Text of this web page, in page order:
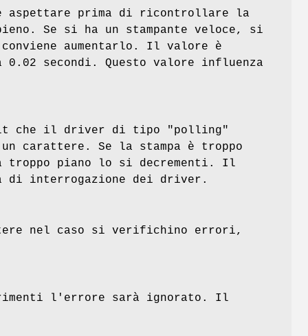
aspettare prima di ricontrollare la
Se si ha un stampante veloce, si
aumentarlo. Il valore è
secondi. Questo valore influenza
che il driver di tipo "polling"
carattere. Se la stampa è troppo
troppo piano lo si decrementi. Il
di interrogazione dei driver.
nel caso si verifichino errori,
l'errore sarà ignorato. Il